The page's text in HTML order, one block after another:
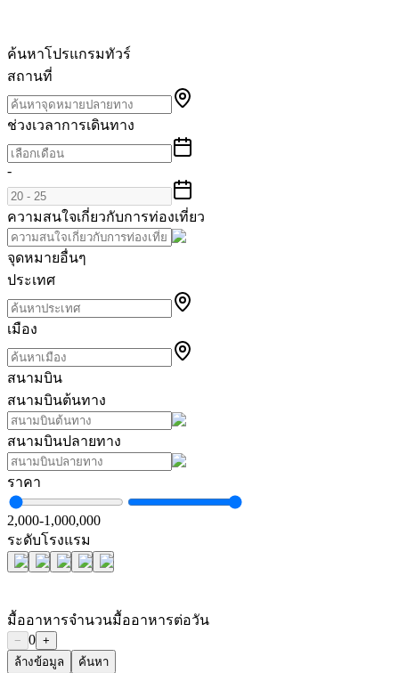
ค้นหาโปรแกรมทัวร์
สถานที่
ช่วงเวลาการเดินทาง
-
ความสนใจเกี่ยวกับการท่องเที่ยว
จุดหมายอื่นๆ
ประเทศ
เมือง
สนามบิน
สนามบินต้นทาง
สนามบินปลายทาง
ราคา
2,000-1,000,000
ระดับโรงแรม
มื้ออาหารจำนวนมื้ออาหารต่อวัน
− 0 +
ล้างข้อมูล
ค้นหา